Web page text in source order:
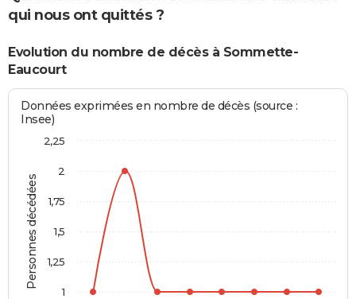
qui nous ont quittés ?
Evolution du nombre de décès à Sommette-
Eaucourt
Personnes décédées
Données exprimées en nombre de décès (source :
Insee)
1
1,25
1,5
1,75
2
2,25